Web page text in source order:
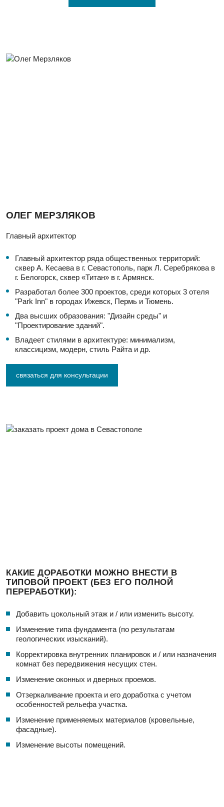
ОЛЕГ МЕРЗЛЯКОВ
Главный архитектор
Главный архитектор ряда общественных территорий:
сквер А. Кесаева в г. Севастополь, парк Л. Серебрякова в
г. Белогорск, сквер «Титан» в г. Армянск.
Разработал более 300 проектов, среди которых 3 отеля
"Park Inn" в городах Ижевск, Пермь и Тюмень.
Два высших образования: "Дизайн среды" и
"Проектирование зданий".
Владеет стилями в архитектуре: минимализм,
классицизм, модерн, стиль Райта и др.
связаться для консультации
КАКИЕ ДОРАБОТКИ МОЖНО ВНЕСТИ В
ТИПОВОЙ ПРОЕКТ (БЕЗ ЕГО ПОЛНОЙ
ПЕРЕРАБОТКИ):
Добавить цокольный этаж и / или изменить высоту.
Изменение типа фундамента (по результатам
геологических изысканий).
Корректировка внутренних планировок и / или назначения
комнат без передвижения несущих стен.
Изменение оконных и дверных проемов.
Отзеркаливание проекта и его доработка с учетом
особенностей рельефа участка.
Изменение применяемых материалов (кровельные,
фасадные).
Изменение высоты помещений.